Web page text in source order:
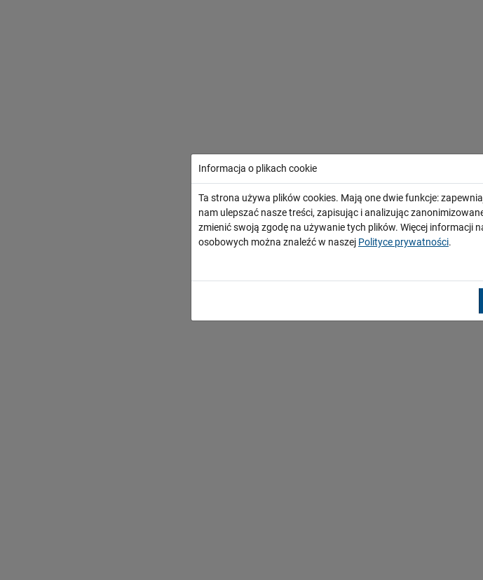
Informacja o plikach cookie
Ta strona używa plików cookies. Mają one dwie funkcje:
nam ulepszać nasze treści, zapisując i analizując
zmienić swoją zgodę na używanie tych plików. Więcej informacji
osobowych można znaleźć w naszej Polityce prywatności.